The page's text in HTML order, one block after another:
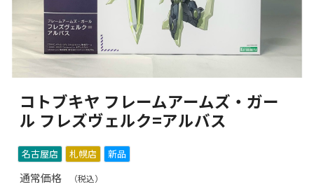
コトブキヤ フレームアームズ・ガー
ル フレズヴェルク=アルバス
名古屋店 札幌店 新品
通常価格 （税込）